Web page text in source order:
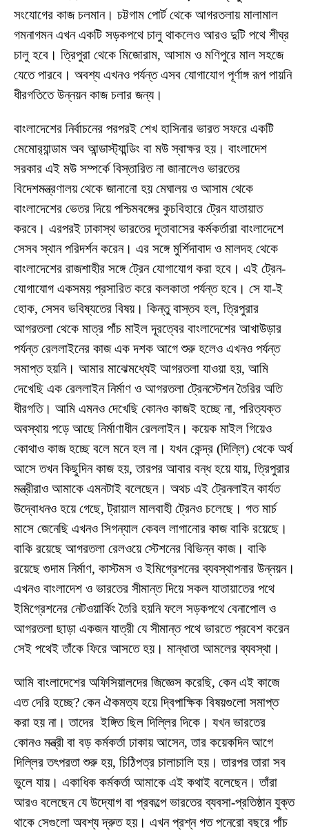
সংযোগের কাজ চলমান। চট্টগাম পোর্ট থেকে আগরতলায় মালামাল
গমনাগমন এখন একটি সড়কপথে চালু থাকলেও আরও দুটি পথে শীঘ্র
চালু হবে। ত্রিপুরা থেকে মিজোরাম, আসাম ও মণিপুরে মাল সহজে
যেতে পারবে। অবশ্য এখনও পর্যন্ত এসব যোগাযোগ পূর্ণাঙ্গ রূপ পায়নি
ধীরগতিতে উন্নয়ন কাজ চলার জন্য।
বাংলাদেশের নির্বাচনের পরপরই শেখ হাসিনার ভারত সফরে একটি
মেমোর‌্যান্ডাম অব আন্ডাস্ট্যান্ডিং বা মউ স্বাক্ষর হয়। বাংলাদেশ
সরকার এই মউ সম্পর্কে বিস্তারিত না জানালেও ভারতের
বিদেশমন্ত্রণালয় থেকে জানানো হয় মেঘালয় ও আসাম থেকে
বাংলাদেশের ভেতর দিয়ে পশ্চিমবঙ্গের কুচবিহারে ট্রেন যাতায়াত
করবে। এরপরই ঢাকাস্থ ভারতের দূতাবাসের কর্মকর্তারা বাংলাদেশে
সেসব স্থান পরিদর্শন করেন। এর সঙ্গে মুর্শিদাবাদ ও মালদহ থেকে
বাংলাদেশের রাজশাহীর সঙ্গে ট্রেন যোগাযোগ করা হবে। এই ট্রেন-
যোগাযোগ একসময় প্রসারিত করে কলকাতা পর্যন্ত হবে। সে যা-ই
হোক, সেসব ভবিষ্যতের বিষয়। কিন্তু বাস্তব হল, ত্রিপুরার
আগরতলা থেকে মাত্র পাঁচ মাইল দূরত্বের বাংলাদেশের আখাউড়ার
পর্যন্ত রেললাইনের কাজ এক দশক আগে শুরু হলেও এখনও পর্যন্ত
সমাপ্ত হয়নি। আমার মাঝেমধ্যেই আগরতলা যাওয়া হয়, আমি
দেখেছি এক রেললাইন নির্মাণ ও আগরতলা ট্রেনস্টেশন তৈরির অতি
ধীরগতি। আমি এমনও দেখেছি কোনও কাজই হচ্ছে না, পরিত্যক্ত
অবস্থায় পড়ে আছে নির্মাণাধীন রেললাইন। কয়েক মাইল গিয়েও
কোথাও কাজ হচ্ছে বলে মনে হল না। যখন কেন্দ্র (দিল্লি) থেকে অর্থ
আসে তখন কিছুদিন কাজ হয়, তারপর আবার বন্ধ হয়ে যায়, ত্রিপুরার
মন্ত্রীরাও আমাকে এমনটাই বলেছেন। অথচ এই ট্রেনলাইন কার্যত
উদ্বোধনও হয়ে গেছে, ট্রায়াল মালবাহী ট্রেনও চলেছে। গত মার্চ
মাসে জেনেছি এখনও সিগন্যাল কেবল লাগানোর কাজ বাকি রয়েছে।
বাকি রয়েছে আগরতলা রেলওয়ে স্টেশনের বিভিন্ন কাজ। বাকি
রয়েছে গুদাম নির্মাণ, কাস্টমস ও ইমিগ্রেশনের ব্যবস্থাপনার উন্নয়ন।
এখনও বাংলাদেশ ও ভারতের সীমান্ত দিয়ে সকল যাতায়াতের পথে
ইমিগ্রেশনের নেটওয়ার্কিং তৈরি হয়নি ফলে সড়কপথে বেনাপোল ও
আগরতলা ছাড়া একজন যাত্রী যে সীমান্ত পথে ভারতে প্রবেশ করেন
সেই পথেই তাঁকে ফিরে আসতে হয়। মান্ধাতা আমলের ব্যবস্থা।
আমি বাংলাদেশের অফিসিয়ালদের জিজ্ঞেস করেছি, কেন এই কাজে
এত দেরি হচ্ছে? কেন ঐকমত্য হয়ে দ্বিপাক্ষিক বিষয়গুলো সমাপ্ত
করা হয় না। তাদের ইঙ্গিত ছিল দিল্লির দিকে। যখন ভারতের
কোনও মন্ত্রী বা বড় কর্মকর্তা ঢাকায় আসেন, তার কয়েকদিন আগে
দিল্লির তৎপরতা শুরু হয়, চিঠিপত্র চালাচালি হয়। তারপর তারা সব
ভুলে যায়। একাধিক কর্মকর্তা আমাকে এই কথাই বলেছেন। তাঁরা
আরও বলেছেন যে উদ্যোগ বা প্রকল্পে ভারতের ব্যবসা-প্রতিষ্ঠান যুক্ত
থাকে সেগুলো অবশ্য দ্রুত হয়। এখন প্রশ্ন গত পনেরো বছরে পাঁচ